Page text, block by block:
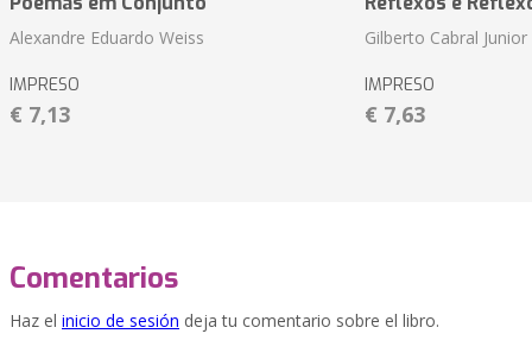
Alexandre Eduardo Weiss
IMPRESO
€ 7,13
Gilberto Cabral Junior
IMPRESO
€ 7,63
Comentarios
Haz el inicio de sesión deja tu comentario sobre el libro.